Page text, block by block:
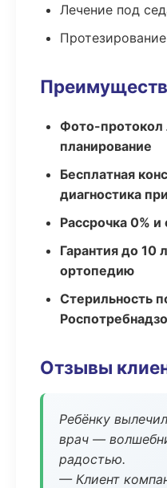
Лечение под
Фото-протокол
планирование
Бесплатная
диагностика
Рассрочка 0%
Гарантия до 10
ортопедию
Стерильность
Отзывы
Ребёнку
врач —
радостью.
— Клиент